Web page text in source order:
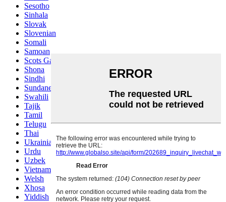
Sesotho
Sinhala
Slovak
Slovenian
Somali
Samoan
Scots Gaelic
Shona
Sindhi
Sundanese
Swahili
Tajik
Tamil
Telugu
Thai
Ukrainian
Urdu
Uzbek
Vietnamese
Welsh
Xhosa
Yiddish